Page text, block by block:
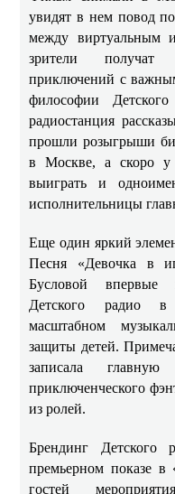
увидят в нем повод
между
зрители получат
приключений с
философии
радиостанция
прошли розыгрыши
в Москве, а скоро у
выиграть и
исполнительницы
Еще один яркий
Песня «Девочка в
Бусловой впервые
Детского радио
масштабном
защиты детей.
записала
приключенческого
из ролей.
Брендинг Детского
премьерном показе
гостей